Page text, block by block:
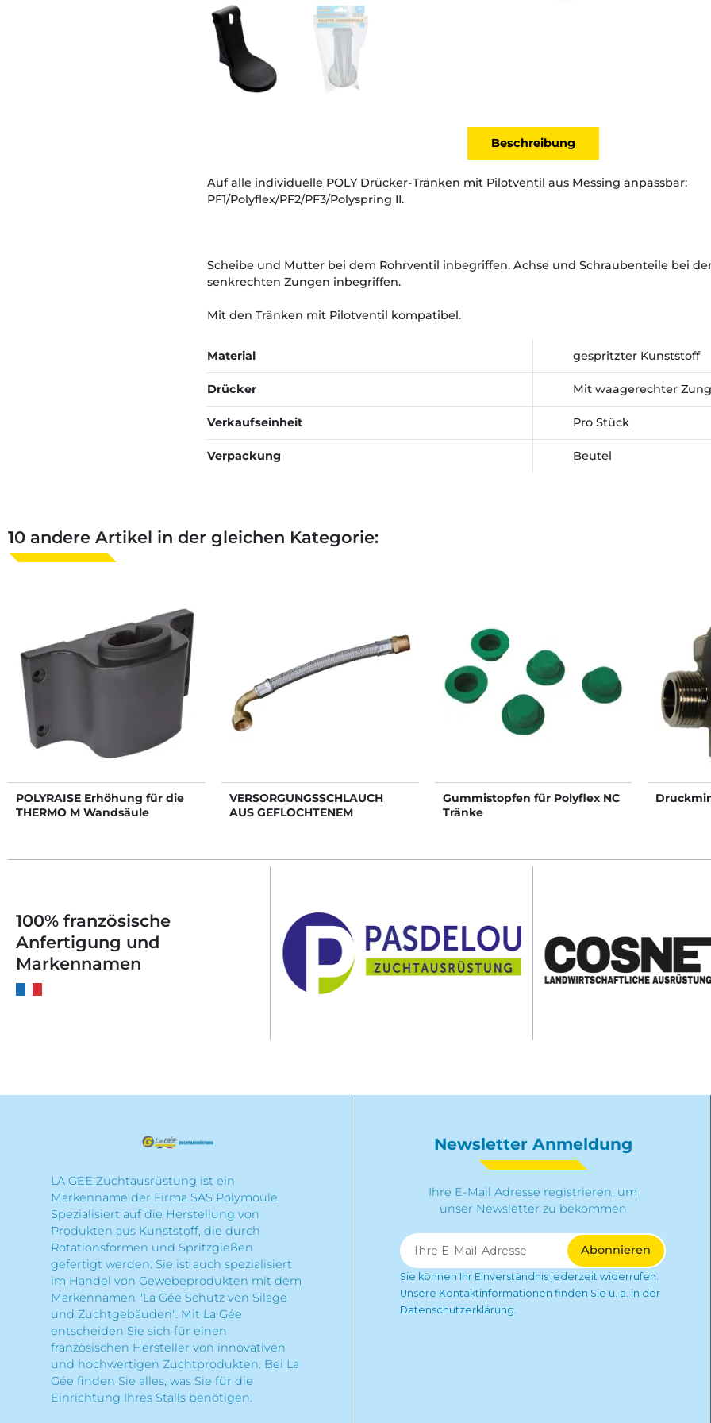
Beschreibung
Auf alle individuelle POLY Drücker-Tränken mit Pilotventil aus Messing anpassbar:
PF1/Polyflex/PF2/PF3/Polyspring II.
Scheibe und Mutter bei dem Rohrventil inbegriffen. Achse und Schraubenteile bei
senkrechten Zungen inbegriffen.
Mit den Tränken mit Pilotventil kompatibel.
Material gespritzter Kunststoff
Drücker Mit waagerechter
Verkaufseinheit Pro Stück
Verpackung Beutel
10 andere Artikel in der gleichen Kategorie:
POLYRAISE Erhöhung für die
THERMO M Wandsäule
VERSORGUNGSSCHLAUCH
AUS GEFLOCHTENEM
Gummistopfen für Polyflex NC
Tränke
100% französische
Anfertigung und
Markennamen
LA GEE Zuchtausrüstung ist ein
Markenname der Firma SAS Polymoule.
Spezialisiert auf die Herstellung von
Produkten aus Kunststoff, die durch
Rotationsformen und Spritzgießen
gefertigt werden. Sie ist auch spezialisiert
im Handel von Gewebeprodukten mit dem
Markennamen "La Gée Schutz von Silage
und Zuchtgebäuden". Mit La Gée
entscheiden Sie sich für einen
französischen Hersteller von innovativen
und hochwertigen Zuchtprodukten. Bei La
Gée finden Sie alles, was Sie für die
Einrichtung Ihres Stalls benötigen.
Newsletter Anmeldung
Ihre E-Mail Adresse registrieren, um
unser Newsletter zu bekommen
Sie können Ihr Einverständnis jederzeit widerrufen.
Unsere Kontaktinformationen finden Sie u. a. in der
Datenschutzerklärung.